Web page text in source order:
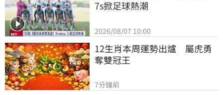
7s掀足球熱潮
2026/08/07 10:00
12生肖本周運勢出爐　屬虎勇
奪雙冠王
7分鐘前